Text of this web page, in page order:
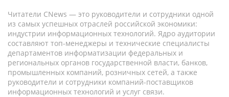
Читатели CNews — это руководители и сотрудники одной
из самых успешных отраслей российской экономики:
индустрии информационных технологий. Ядро аудитории
составляют топ-менеджеры и технические специалисты
департаментов информатизации федеральных и
региональных органов государственной власти, банков,
промышленных компаний, розничных сетей, а также
руководители и сотрудники компаний-поставщиков
информационных технологий и услуг связи.